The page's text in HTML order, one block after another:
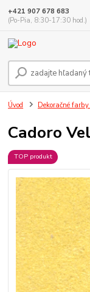
+421 907 678 683
(Po-Pia, 8:30-17:30 hod.)
Úvod Dekoračné
Cadoro
TOP produkt